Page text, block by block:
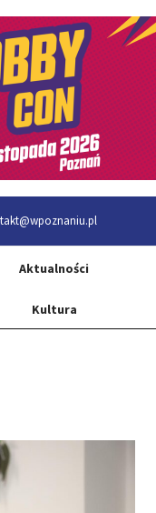
Aktualności
Kultura